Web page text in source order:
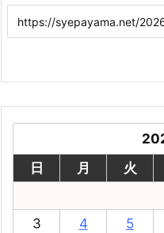
日
月 火
3
4 5